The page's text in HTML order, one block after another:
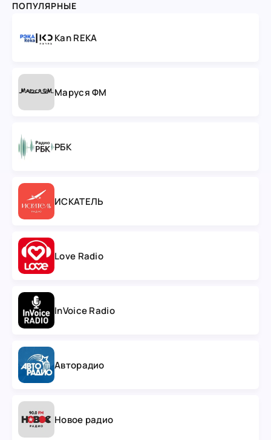
ПОПУЛЯРНЫЕ
Kan REKA
Маруся ФМ
РБК
ИСКАТЕЛЬ
Love Radio
InVoice Radio
Авторадио
Новое радио